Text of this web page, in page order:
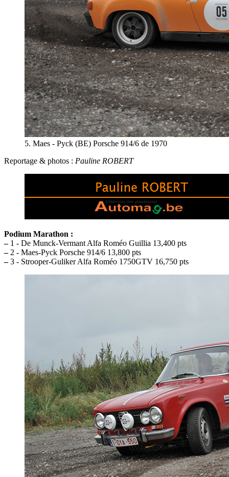
5. Maes - Pyck (BE) Porsche 914/6 de 1970
Reportage & photos : Pauline ROBERT
Podium Marathon :
–1 - De Munck-Vermant Alfa Roméo Guillia 13,400 pts
–2 - Maes-Pyck Porsche 914/6 13,800 pts
–3 - Strooper-Guliker Alfa Roméo 1750GTV 16,750 pts